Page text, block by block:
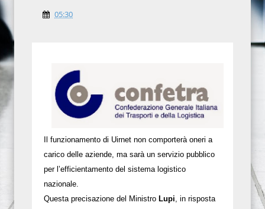
05:30
Il funzionamento di Uirnet non comporterà oneri a
carico delle aziende, ma sarà un servizio pubblico
per l’efficientamento del sistema logistico
nazionale.
Questa precisazione del Ministro Lupi , in risposta